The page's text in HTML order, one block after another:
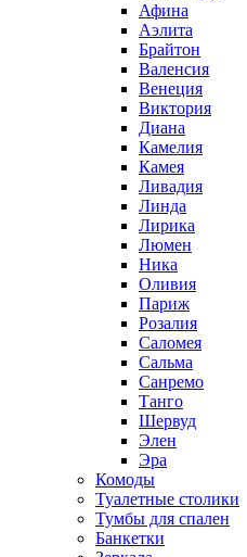
Афина
Аэлита
Брайтон
Валенсия
Венеция
Виктория
Диана
Камелия
Камея
Ливадия
Линда
Лирика
Люмен
Ника
Оливия
Париж
Розалия
Саломея
Сальма
Санремо
Танго
Шервуд
Элен
Эра
Комоды
Туалетные столики
Тумбы для спален
Банкетки